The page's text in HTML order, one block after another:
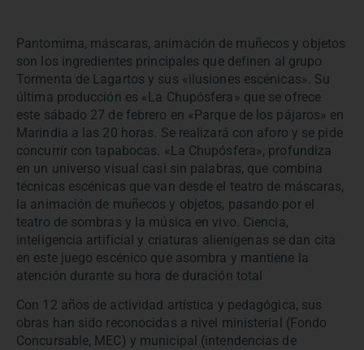
Pantomima, máscaras, animación de muñecos y objetos
son los ingredientes principales que definen al grupo
Tormenta de Lagartos y sus «ilusiones escénicas». Su
última producción es «La Chupósfera» que se ofrece
este sábado 27 de febrero en «Parque de los pájaros» en
Marindia a las 20 horas. Se realizará con aforo y se pide
concurrir con tapabocas. «La Chupósfera», profundiza
en un universo visual casi sin palabras, que combina
técnicas escénicas que van desde el teatro de máscaras,
la animación de muñecos y objetos, pasando por el
teatro de sombras y la música en vivo. Ciencia,
inteligencia artificial y criaturas alienígenas se dan cita
en este juego escénico que asombra y mantiene la
atención durante su hora de duración total
Con 12 años de actividad artística y pedagógica, sus
obras han sido reconocidas a nivel ministerial (Fondo
Concursable, MEC) y municipal (intendencias de